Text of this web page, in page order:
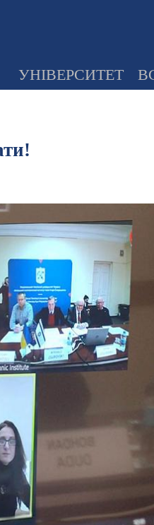
УНІВЕРСИТЕТ